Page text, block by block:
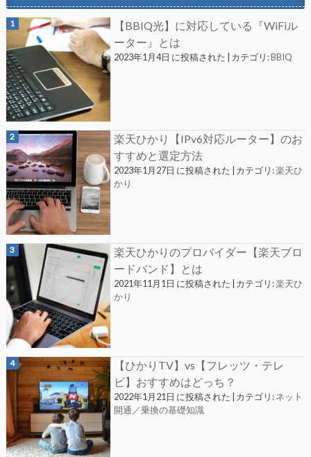
【BBIQ光】に対応している『WiFiル
ーター』とは
2023年1月4日 に投稿された カテゴリ:BBIQ
楽天ひかり【IPv6対応ルーター】のお
すすめと選定方法
2023年1月27日 に投稿された カテゴリ:楽天ひ
かり
楽天ひかりのプロバイダー【楽天ブロ
ードバンド】とは
2021年11月1日 に投稿された カテゴリ:楽天ひ
かり
【ひかりTV】vs【フレッツ・テレ
ビ】おすすめはどっち？
2022年1月21日 に投稿された カテゴリ:ネット
開通／乗換の基礎知識